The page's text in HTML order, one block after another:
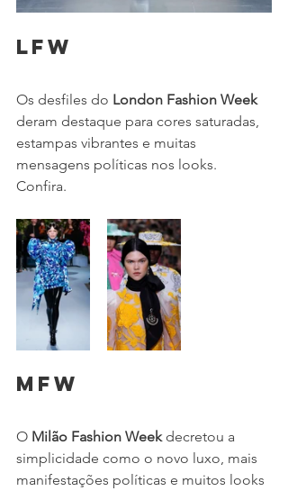
LFW
Os desfiles do London Fashion Week
deram destaque para cores saturadas,
estampas vibrantes e muitas
mensagens políticas nos looks.
Confira.
MFW
O Milão Fashion Week decretou a
simplicidade como o novo luxo, mais
manifestações políticas e muitos looks